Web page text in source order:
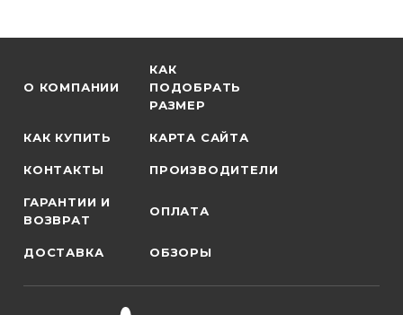
О КОМПАНИИ
КАК
ПОДОБРАТЬ
РАЗМЕР
КАК КУПИТЬ КАРТА САЙТА
КОНТАКТЫ ПРОИЗВОДИТЕЛИ
ГАРАНТИИ И
ВОЗВРАТ
ОПЛАТА
ДОСТАВКА ОБЗОРЫ